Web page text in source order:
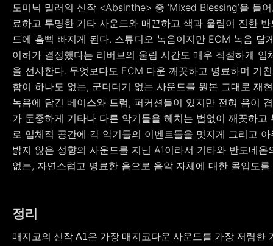
도미닉 밀러의 신작 <Absinthe> 중 ‘Mixed Blessing’을 들
료하고 투명한 기타 사운드와 매끈하고 색과 울림이 진한
드에 흠뻑 빠지게 된다. 스튜디오 녹음이지만 ECM 녹음 답
이허가 결정했다는 리버브의 울림 시간도 매우 적절하게 입
을 선사한다. 무엇보다도 ECM 다운 깨끗하고 명료하며 거
함이 하나도 없는, 군더더기 없는 사운드를 원본 그대로 재
녹음에 담긴 베이스와 드럼, 퍼커션들이 있지만 전혀 음이
가 둔중하게 기타나 다른 악기들을 헤치는 법없이 깨끗하고
로 입체적 공간에 각 악기들의 이벤트들을 멋지게 그리고
밝지 않은 성향의 사운드를 지닌 A1이라서 기타와 반도네
없는, 자연스럽고 명료한 음으로 음악 자체에 대한 몰입도
정리
매지코의 신작 A1은 가장 매지코다운 사운드를 가장 저렴한